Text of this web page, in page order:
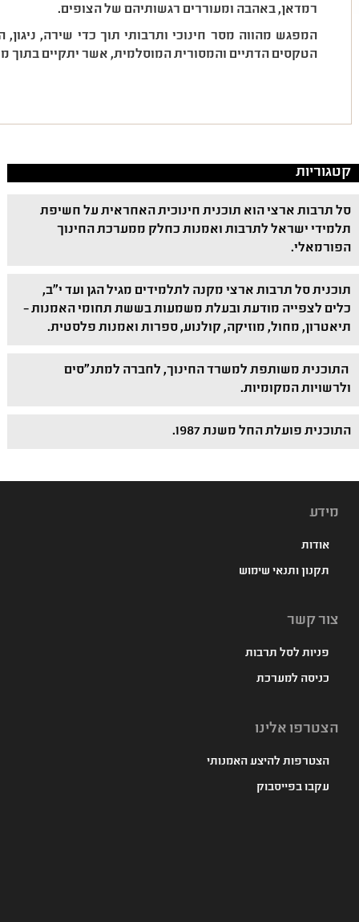
רמדאן, באהבה ומעוררים רגשותיהם של הצופים.
המפגש מהווה מסר חינוכי ותרבותי תוך כדי שירה,
הטקסים הדתיים והמסורית המוסלמית, אשר יתקיים
קטגוריות
סל תרבות ארצי הוא תוכנית חינוכית האחראית על חשיפת
תלמידי ישראל לתרבות ואמנות כחלק ממערכת החינוך
הפורמאלי.
תוכנית סל תרבות ארצי מקנה לתלמידים מגיל הגן ועד י"ב,
כלים לצפייה מודעת ובעלת משמעות בששת תחומי האמנות –
תיאטרון, מחול, מוזיקה, קולנוע, ספרות ואמנות פלסטית.
התוכנית משותפת למשרד החינוך, לחברה למתנ"סים
ולרשויות המקומיות.
התוכנית פועלת החל משנת 1987.
מידע
אודות
תקנון ותנאי שימוש
צור קשר
פניות לסל תרבות
כניסה למערכת
הצטרפו אלינו
הצטרפות להיצע האמנותי
עקבו בפייסבוק